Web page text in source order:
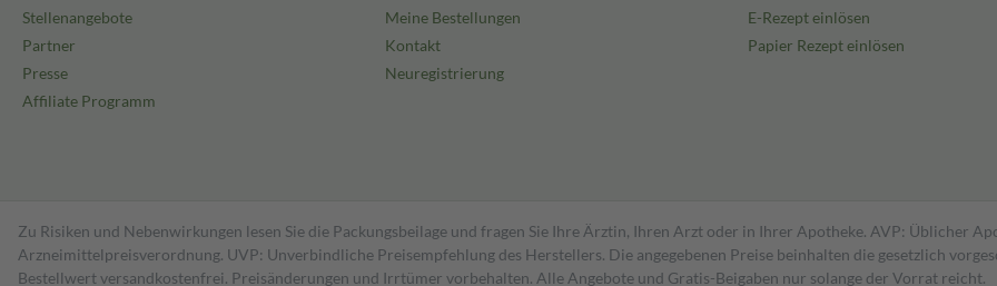
Stellenangebote
Partner
Presse
Affiliate Programm
Meine Bestellungen
Kontakt
Neuregistrierung
E-Rezept einlösen
Papier Rezept einlösen
Zu Risiken und Nebenwirkungen lesen Sie die Packungsbeilage und fragen Sie Ihre Ärztin, Ihren Arzt oder in Ihrer Apotheke. AVP: Üblicher
Arzneimittelpreisverordnung. UVP: Unverbindliche Preisempfehlung des Herstellers. Die angegebenen Preise beinhalten die gesetzlich
Bestell­wert versand­kosten­frei. Preisänderungen und Irrtümer vorbehalten. Alle Angebote und Gratis-Beigaben nur solange der Vorrat reicht.